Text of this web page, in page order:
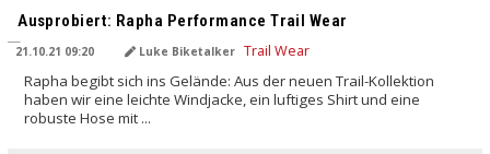
Ausprobiert: Rapha Performance Trail Wear
21.10.21 09:20 Luke Biketalker
Rapha begibt sich ins Gelände: Aus der neuen Trail-Kollektion
haben wir eine leichte Windjacke, ein luftiges Shirt und eine
robuste Hose mit ...